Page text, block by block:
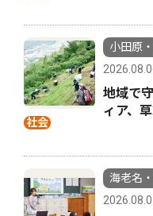
社会
小田原
地域で
ィア、
海老名